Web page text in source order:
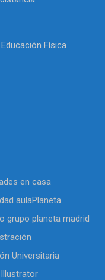
Física
en casa
aulaPlaneta
grupo planeta madrid
Universitaria